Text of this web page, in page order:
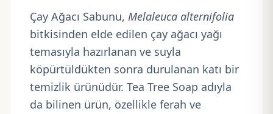
Çay Ağacı Sabunu, Melaleuca alternifolia
bitkisinden elde edilen çay ağacı yağı
temasıyla hazırlanan ve suyla
köpürtüldükten sonra durulanan katı bir
temizlik ürünüdür. Tea Tree Soap adıyla
da bilinen ürün, özellikle ferah ve